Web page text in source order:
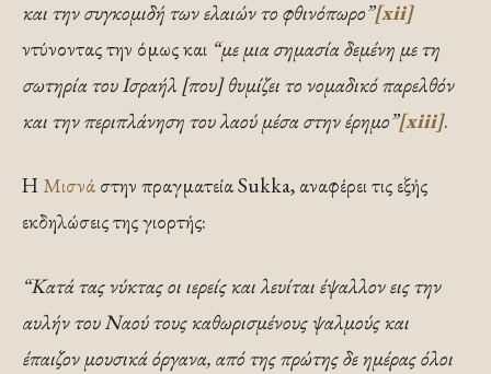
και την συγκομιδή των ελαιών το φθινόπωρο”[xii]
ντύνοντας την όμως και “με μια σημασία δεμένη με τη
σωτηρία του Ισραήλ [που] θυμίζει το νομαδικό παρελθόν
και την περιπλάνηση του λαού μέσα στην έρημο”[xiii].
H Μισνά στην πραγματεία Sukka, αναφέρει τις εξής
εκδηλώσεις της γιορτής:
“Κατά τας νύκτας οι ιερείς και λευίται έψαλλον εις την
αυλήν του Ναού τους καθωρισμένους ψαλμούς και
έπαιζον μουσικά όργανα, από της πρώτης δε ημέρας όλοι